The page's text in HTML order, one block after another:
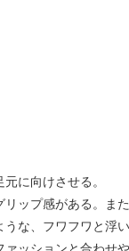
に向けさせる。
ップ感がある。ま
な、フワフワと浮